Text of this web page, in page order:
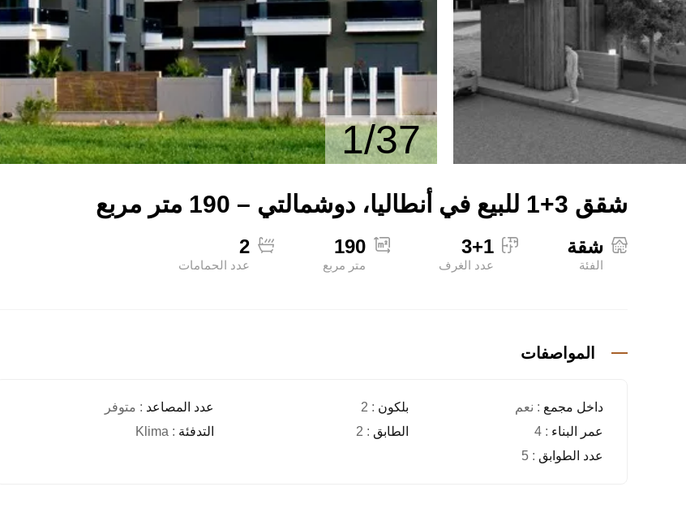
1/37
شقق 3+1 للبيع في أنطاليا، دوشمالتي – 190 متر مربع
شقة
الفئة
3+1
عدد الغرف
190
متر مربع
2
عدد الحمامات
المواصفات
داخل مجمع : نعم بلكون : 2 عدد المصاعد : متوفر
عمر البناء : 4 الطابق : 2 التدفئة : Klima
عدد الطوابق : 5